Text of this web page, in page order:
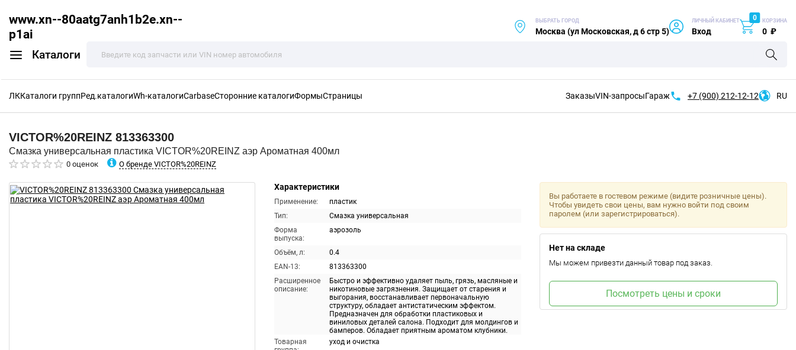
www.xn--80aatg7anh1b2e.xn--
p1ai
Каталоги
ВЫБРАТЬ ГОРОД
Москва (ул Московская, д 6 стр 5)
ЛИЧНЫЙ КАБИНЕТ
Вход
0 КОРЗИНА
0 ₽
ЛККаталоги группРед.каталогиWh-каталогиCarbaseСторонние каталогиФормыСтраницы ЗаказыVIN-запросыГараж +7 (900) 212-12-12 RU
VICTOR%20REINZ 813363300
Смазка универсальная пластика VICTOR%20REINZ аэр Ароматная 400мл
0 оценок О бренде VICTOR%20REINZ
Характеристики
Применение:
пластик
Тип:
Смазка универсальная
Форма
выпуска:
аэрозоль
Объём, л:
0.4
EAN-13:
813363300
Расширенное
описание:
Быстро и эффективно удаляет пыль, грязь, масляные и
никотиновые загрязнения. Защищает от старения и
выгорания, восстанавливает первоначальную
структуру, обладает антистатическим эффектом.
Предназначен для обработки пластиковых и
виниловых деталей салона. Подходит для молдингов и
бамперов. Обладает приятным ароматом клубники.
Товарная
уход и очистка
Вы работаете в гостевом режиме (видите розничные цены).
Чтобы увидеть свои цены, вам нужно войти под своим
паролем (или зарегистрироваться).
Нет на складе
Мы можем привезти данный товар под заказ.
Посмотреть цены и сроки